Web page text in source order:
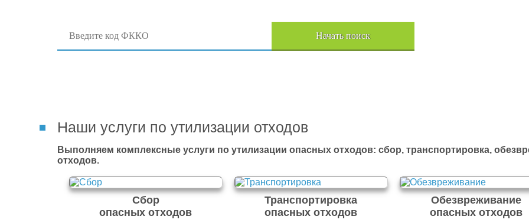
Начать поиск
Наши услуги по утилизации отходов
Выполняем комплексные услуги по утилизации опасных отходов: сбор, транспортировка,
отходов.
Сбор
опасных отходов
Транспортировка
опасных отходов
Обезвреживание
опасных отходов